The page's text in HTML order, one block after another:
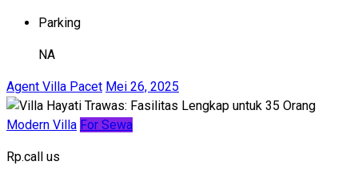
Parking
NA
Agent Villa Pacet Mei 26, 2025
Modern Villa For Sewa
Rp.call us